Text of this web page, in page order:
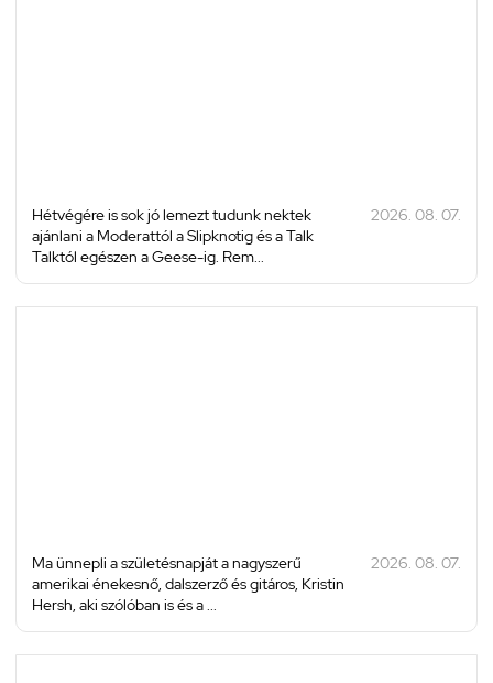
Hétvégére is sok jó lemezt tudunk nektek
ajánlani a Moderattól a Slipknotig és a Talk
Talktól egészen a Geese-ig. Rem...
2026. 08. 07.
Ma ünnepli a születésnapját a nagyszerű
amerikai énekesnő, dalszerző és gitáros, Kristin
Hersh, aki szólóban is és a ...
2026. 08. 07.